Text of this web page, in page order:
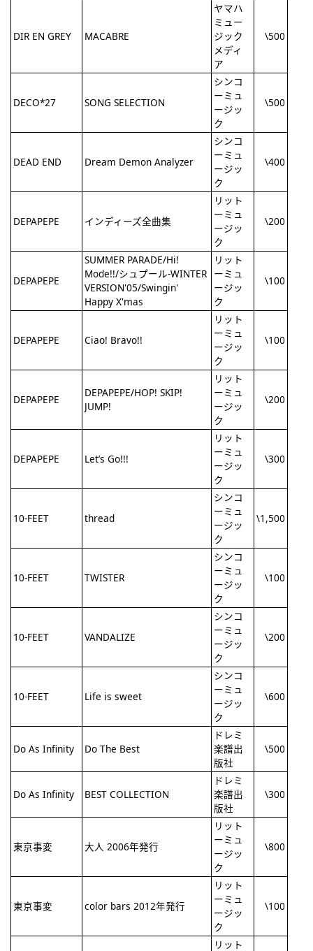
DIR EN GREY MACABRE
ヤマハ
ミュー
ジック
メディ
ア
\500
DECO*27 SONG SELECTION
シンコ
ーミュ
ージッ
ク
\500
DEAD END Dream Demon Analyzer
シンコ
ーミュ
ージッ
ク
\400
DEPAPEPE インディーズ全曲集
リット
ーミュ
ージッ
ク
\200
DEPAPEPE
SUMMER PARADE/Hi!
Mode!!/シュプール-WINTER
VERSION'05/Swingin'
Happy X'mas
リット
ーミュ
ージッ
ク
\100
DEPAPEPE Ciao! Bravo!!
リット
ーミュ
ージッ
ク
\100
DEPAPEPE
DEPAPEPE/HOP! SKIP!
JUMP!
リット
ーミュ
ージッ
ク
\200
DEPAPEPE Let’s Go!!!
リット
ーミュ
ージッ
ク
\300
10-FEET thread
シンコ
ーミュ
ージッ
ク
\1,500
10-FEET TWISTER
シンコ
ーミュ
ージッ
ク
\100
10-FEET VANDALIZE
シンコ
ーミュ
ージッ
ク
\200
10-FEET Life is sweet
シンコ
ーミュ
ージッ
ク
\600
Do As Infinity Do The Best
ドレミ
楽譜出
版社
\500
Do As Infinity BEST COLLECTION
ドレミ
楽譜出
版社
\300
東京事変 大人 2006年発行
リット
ーミュ
ージッ
ク
\800
東京事変 color bars 2012年発行
リット
ーミュ
ージッ
ク
\100
リット